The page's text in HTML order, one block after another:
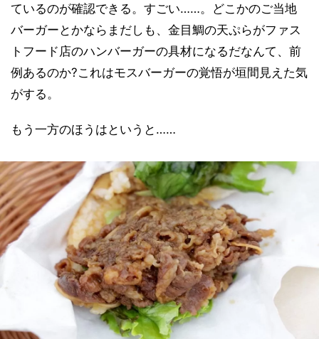
ているのが確認できる。すごい……。どこかのご当地
バーガーとかならまだしも、金目鯛の天ぷらがファス
トフード店のハンバーガーの具材になるだなんて、前
例あるのか?これはモスバーガーの覚悟が垣間見えた気
がする。
もう一方のほうはというと……